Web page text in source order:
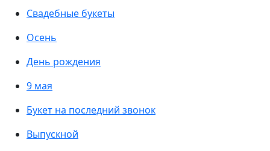
Свадебные букеты
Осень
День рождения
9 мая
Букет на последний звонок
Выпускной